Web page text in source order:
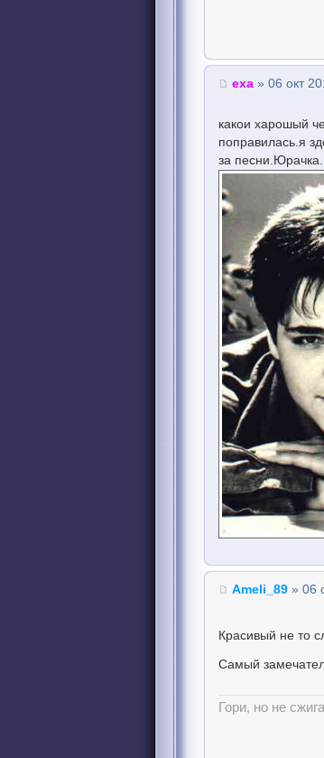
еха » 06 окт
какои харошый
поправилась.я
за песни.Юрачка.
Ameli_89 » 06
Красивый не то
Самый
Гори, но не